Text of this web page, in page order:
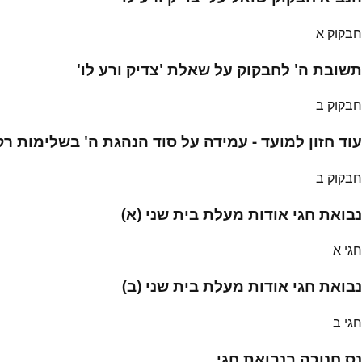
חבקוק א
תשובת ה' לחבקוק על שאלת 'צדיק ורע לו'
חבקוק ב
עוד חזון למועד - עמידה על סוד הנהגת ה' בשלימות
חבקוק ב
נבואת חגי אודות מעלת בית שני (א)
חגי א
נבואת חגי אודות מעלת בית שני (ב)
חגי ב
נס חנוכה בנבואת חגי